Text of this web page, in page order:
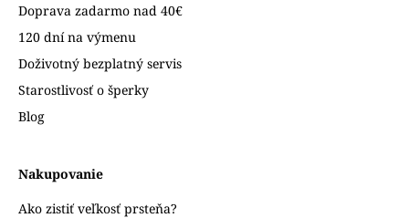
Doprava zadarmo nad 40€
120 dní na výmenu
Doživotný bezplatný servis
Starostlivosť o šperky
Blog
Nakupovanie
Ako zistiť veľkosť prsteňa?